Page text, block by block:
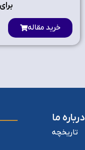
برای
خرید مقاله
درباره ما
تاریخچه